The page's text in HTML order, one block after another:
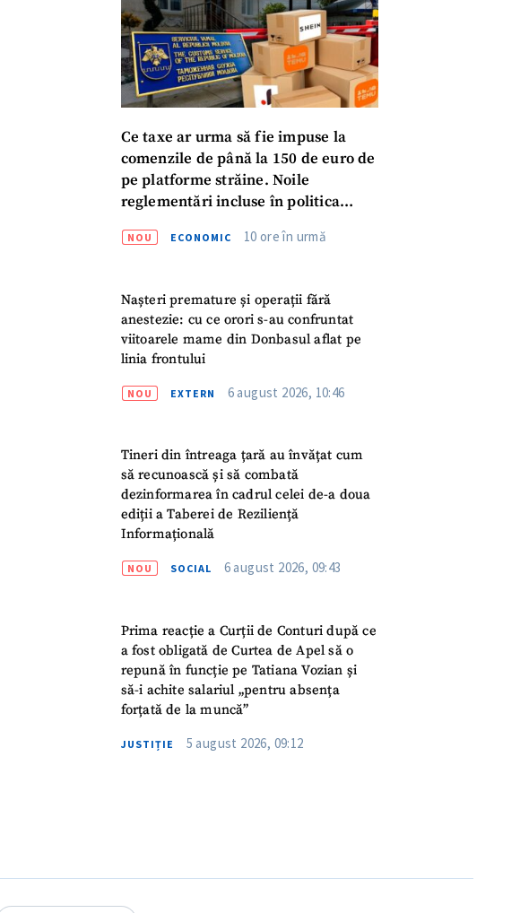
Ce taxe ar urma să fie impuse la
comenzile de până la 150 de euro de
pe platforme străine. Noile
reglementări incluse în politica
NOU ECONOMIC 10 ore în urmă
Nașteri premature și operații fără
anestezie: cu ce orori s-au confruntat
viitoarele mame din Donbasul aflat pe
linia frontului
NOU EXTERN 6 august 2026, 10:46
Tineri din întreaga țară au învățat cum
să recunoască și să combată
dezinformarea în cadrul celei de-a doua
ediții a Taberei de Reziliență
Informațională
NOU SOCIAL 6 august 2026, 09:43
Prima reacție a Curții de Conturi după ce
a fost obligată de Curtea de Apel să o
repună în funcție pe Tatiana Vozian și
să-i achite salariul „pentru absența
forțată de la muncă”
JUSTIȚIE 5 august 2026, 09:12
+ Telefon personal
Am citit și sunt de acord cupolitica de
TRIMITE ȘTIREA